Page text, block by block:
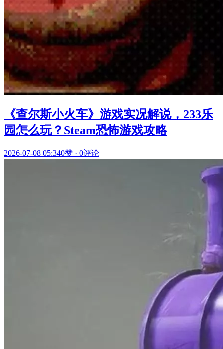
《查尔斯小火车》游戏实况解说，233乐
园怎么玩？Steam恐怖游戏攻略
2026-07-08 05:340赞 · 0评论